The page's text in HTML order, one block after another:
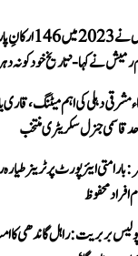
کانگریس نے
نے کہا- ’تاریخ خود کو نہ
مشرقی دہلی کی اہم میٹنگ،
قاسمی جنرل سکریٹری منتخب
بارامتی ایئرپورٹ پر ٹرینر
افراد محفوظ
بربریت: راہل گاندھی کا